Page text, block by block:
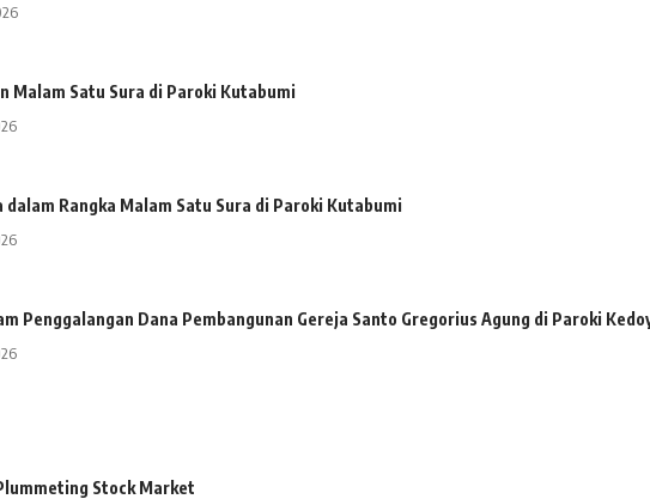
Malam Satu Sura di Paroki Kutabumi
Rangka Malam Satu Sura di Paroki Kutabumi
Penggalangan Dana Pembangunan Gereja Santo Gregorius Agung di Paroki
Stock Market